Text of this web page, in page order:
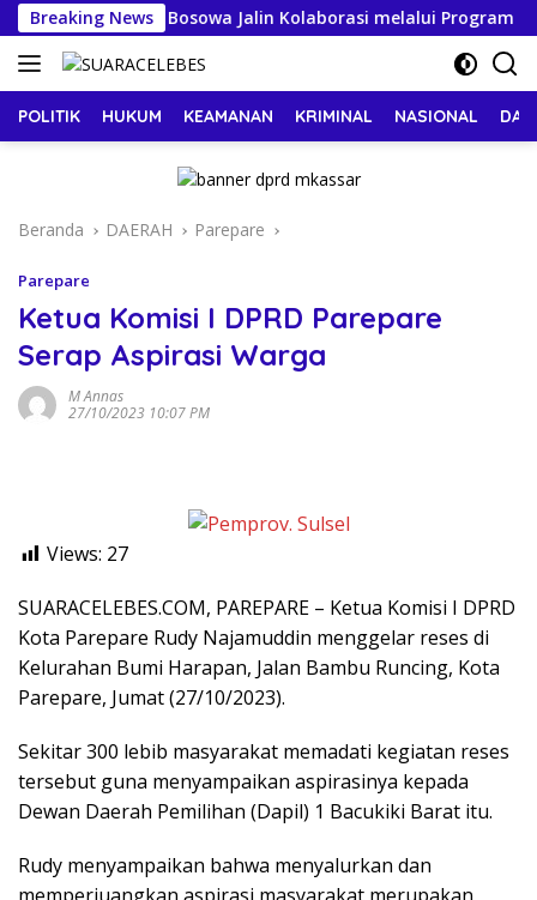
Langsung
ke
konten
Breaking News
Universitas Bosowa Jalin Kolaborasi melalui Program PLP 2
POLITIK HUKUM KEAMANAN KRIMINAL NASIONAL
Beranda DAERAH Parepare
Parepare
Ketua Komisi I DPRD Parepare
Serap Aspirasi Warga
M Annas
27/10/2023 10:07 PM
Views: 27
SUARACELEBES.COM, PAREPARE – Ketua Komisi I DPRD
Kota Parepare Rudy Najamuddin menggelar reses di
Kelurahan Bumi Harapan, Jalan Bambu Runcing, Kota
Parepare, Jumat (27/10/2023).
Sekitar 300 lebib masyarakat memadati kegiatan reses
tersebut guna menyampaikan aspirasinya kepada
Dewan Daerah Pemilihan (Dapil) 1 Bacukiki Barat itu.
Rudy menyampaikan bahwa menyalurkan dan